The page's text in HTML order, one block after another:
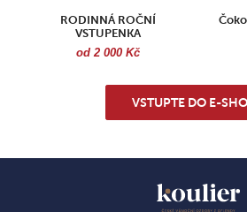
RODINNÁ ROČNÍ
VSTUPENKA
od 2 000 Kč
VSTUPTE DO E-